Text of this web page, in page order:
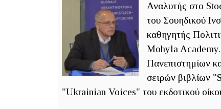
Αναλυτής στο
του Σουηδικού
καθηγητής
Mohyla Academy.
Πανεπιστημίων
σειρών βιβλίων
"Ukrainian Voices" του εκδοτικού